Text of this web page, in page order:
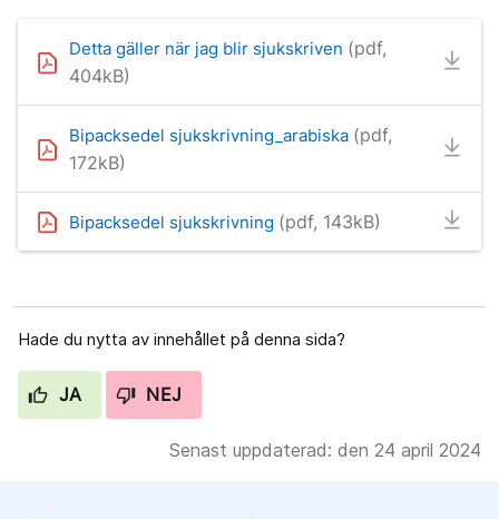
Detta gäller när jag blir sjukskriven (pdf,
404kB)
Bipacksedel sjukskrivning_arabiska (pdf,
172kB)
Bipacksedel sjukskrivning (pdf, 143kB)
Hade du nytta av innehållet på denna sida?
JA NEJ
Senast uppdaterad: den 24 april 2024